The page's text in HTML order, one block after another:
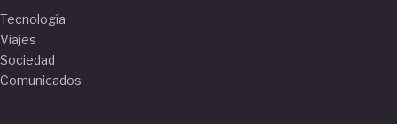
Tecnología
Viajes
Sociedad
Comunicados